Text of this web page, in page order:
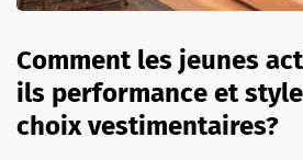
Comment les jeunes
ils performance et
choix vestimentaires?